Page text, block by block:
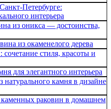
Петербурге:
интерьера
из оникса — достоинства,
из окаменелого дерева
стиля, красоты и
для элегантного интерьера
камня в дизайне
раковин в домашнем